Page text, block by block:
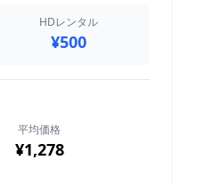
HDレンタル
¥500
平均価格
¥1,278